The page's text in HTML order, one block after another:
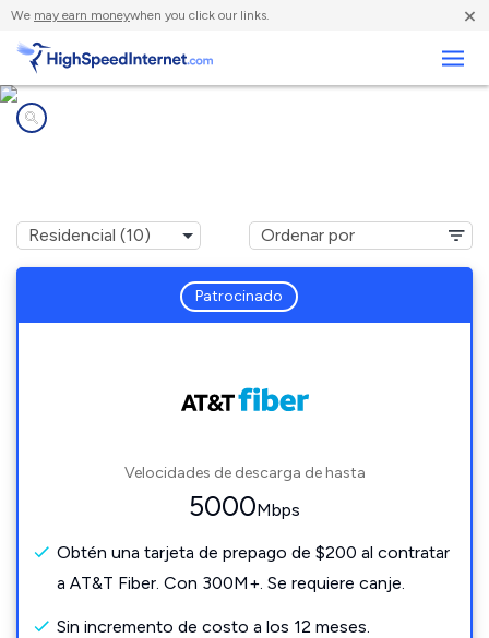
We may earn moneywhen you click our links. ×
Patrocinado
Velocidades de descarga de hasta
5000Mbps
Obtén una tarjeta de prepago de $200 al contratar
a AT&T Fiber. Con 300M+. Se requiere canje.
Sin incremento de costo a los 12 meses.